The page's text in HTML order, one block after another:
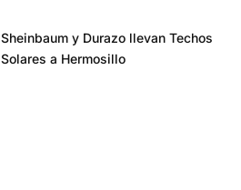
Sheinbaum y Durazo llevan Techos
Solares a Hermosillo